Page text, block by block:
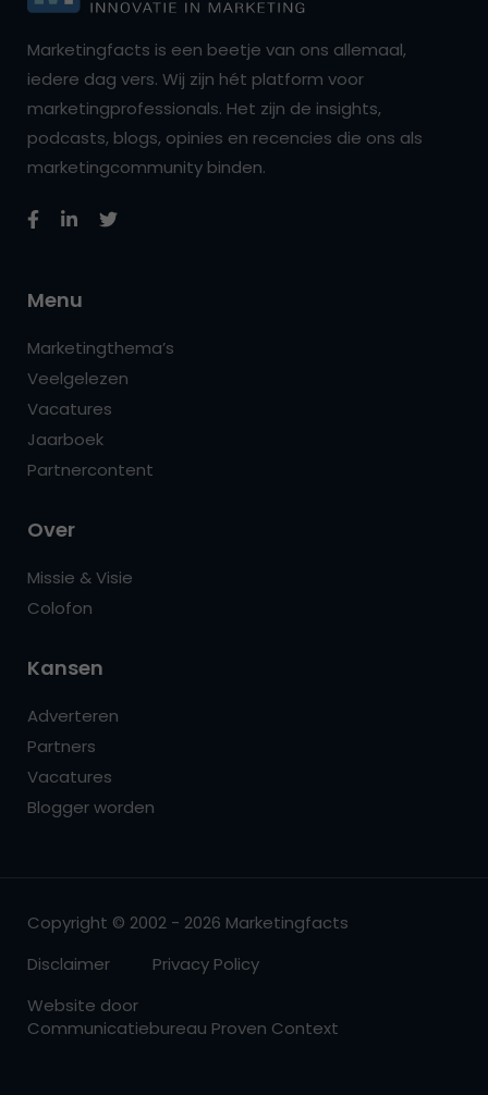
Marketingfacts is een beetje van ons allemaal,
iedere dag vers. Wij zijn hét platform voor
marketingprofessionals. Het zijn de insights,
podcasts, blogs, opinies en recencies die ons als
marketingcommunity binden.
Menu
Marketingthema’s
Veelgelezen
Vacatures
Jaarboek
Partnercontent
Over
Missie & Visie
Colofon
Kansen
Adverteren
Partners
Vacatures
Blogger worden
Copyright © 2002 - 2026 Marketingfacts
Disclaimer
Privacy Policy
Website door
Communicatiebureau Proven Context